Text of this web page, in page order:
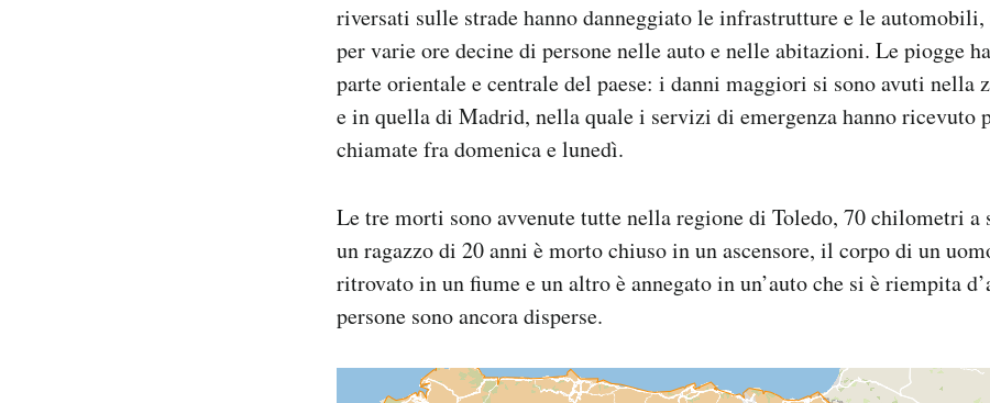
riversati sulle strade hanno danneggiato le infrastrutture e le
per varie ore decine di persone nelle auto e nelle abitazioni. Le piogge
parte orientale e centrale del paese: i danni maggiori si sono avuti nella
e in quella di Madrid, nella quale i servizi di emergenza hanno ricevuto
chiamate fra domenica e lunedì.
Le tre morti sono avvenute tutte nella regione di Toledo, 70 chilometri a
un ragazzo di 20 anni è morto chiuso in un ascensore, il corpo di un
ritrovato in un fiume e un altro è annegato in un’auto che si è riempita
persone sono ancora disperse.